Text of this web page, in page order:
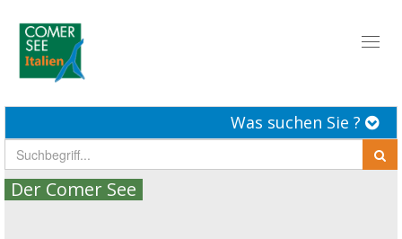
Was suchen Sie ?
Der Comer See